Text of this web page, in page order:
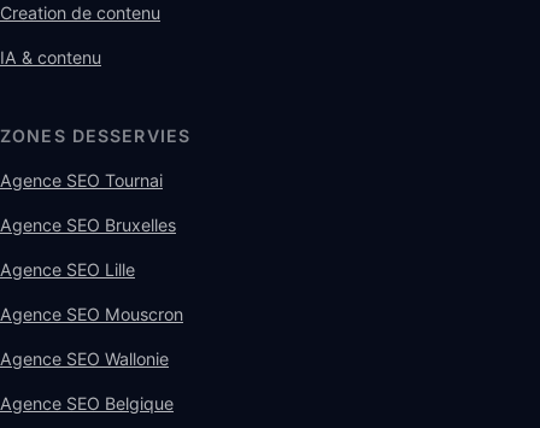
Creation de contenu
IA & contenu
ZONES DESSERVIES
Agence SEO Tournai
Agence SEO Bruxelles
Agence SEO Lille
Agence SEO Mouscron
Agence SEO Wallonie
Agence SEO Belgique